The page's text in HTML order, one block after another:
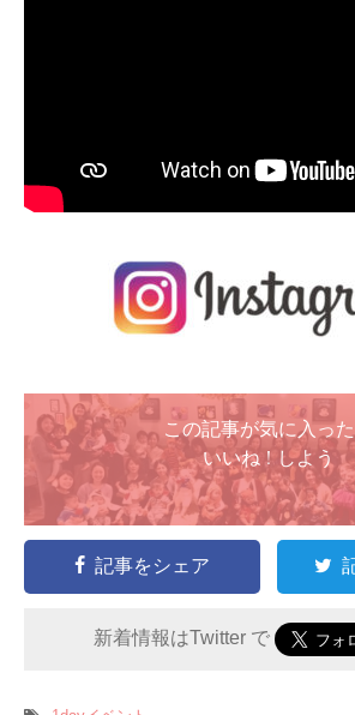
この記事が気に入っ
いいね ! しよう
記事をシェア
新着情報はTwitter で